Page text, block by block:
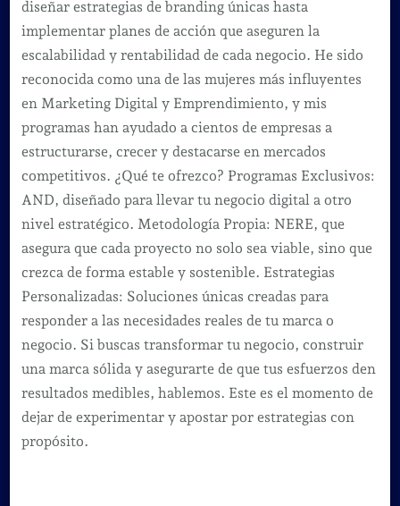
diseñar estrategias de branding únicas hasta
implementar planes de acción que aseguren la
escalabilidad y rentabilidad de cada negocio. He sido
reconocida como una de las mujeres más influyentes
en Marketing Digital y Emprendimiento, y mis
programas han ayudado a cientos de empresas a
estructurarse, crecer y destacarse en mercados
competitivos. ¿Qué te ofrezco? Programas Exclusivos:
AND, diseñado para llevar tu negocio digital a otro
nivel estratégico. Metodología Propia: NERE, que
asegura que cada proyecto no solo sea viable, sino que
crezca de forma estable y sostenible. Estrategias
Personalizadas: Soluciones únicas creadas para
responder a las necesidades reales de tu marca o
negocio. Si buscas transformar tu negocio, construir
una marca sólida y asegurarte de que tus esfuerzos den
resultados medibles, hablemos. Este es el momento de
dejar de experimentar y apostar por estrategias con
propósito.